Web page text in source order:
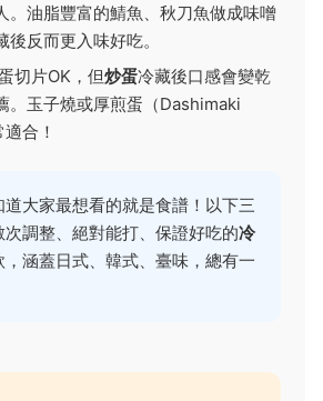
。油脂豐富的鯖魚、秋刀魚做成味噌
反而更入味好吃。
切片OK，但炒蛋冷藏後口感會變乾
。玉子燒或厚煎蛋（Dashimaki
合！
大家最想看的就是食譜！以下三
調整、絕對能打、保證好吃的冷
，涵蓋日式、韓式、臺味，總有一